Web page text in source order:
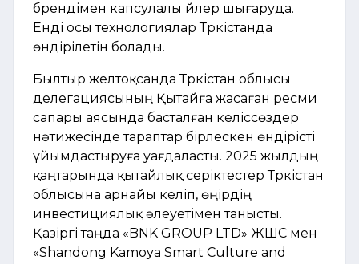
брендімен капсулалы үйлер шығаруда.
Енді осы технологиялар Түркістанда
өндірілетін болады.
Былтыр желтоқсанда Түркістан облысы
делегациясының Қытайға жасаған ресми
сапары аясында басталған келіссөздер
нәтижесінде тараптар бірлескен өндірісті
ұйымдастыруға уағдаласты. 2025 жылдың
қаңтарында қытайлық серіктестер Түркістан
облысына арнайы келіп, өңірдің
инвестициялық әлеуетімен танысты.
Қазіргі таңда «BNK GROUP LTD» ЖШС мен
«Shandong Kamoya Smart Culture and